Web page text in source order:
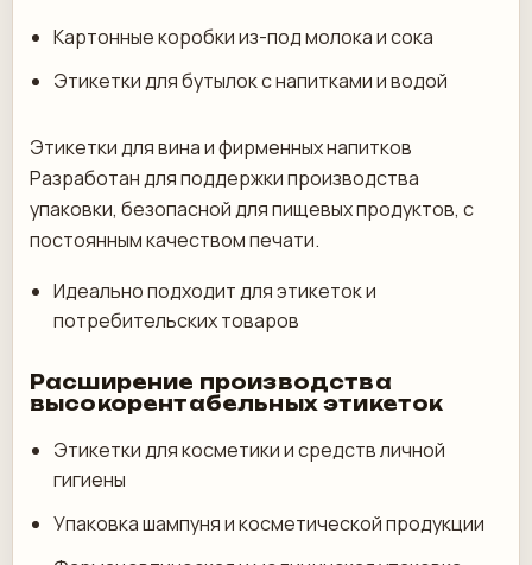
Картонные коробки из-под молока и сока
Этикетки для бутылок с напитками и водой
Этикетки для вина и фирменных напитков
Разработан для поддержки производства
упаковки, безопасной для пищевых продуктов, с
постоянным качеством печати.
Идеально подходит для этикеток и
потребительских товаров
Расширение производства
высокорентабельных этикеток
Этикетки для косметики и средств личной
гигиены
Упаковка шампуня и косметической продукции